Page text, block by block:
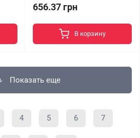
656.37 грн
В корзину
Показать еще
4 5 6 7